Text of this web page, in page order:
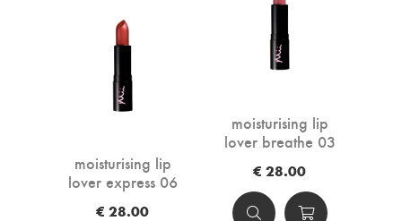
moisturising lip
lover breathe 03
€ 28.00
moisturising lip
lover express 06
€ 28.00